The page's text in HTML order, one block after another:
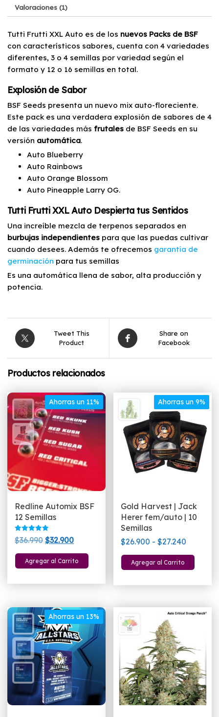
Valoraciones (1)
Tutti Frutti XXL Auto es de los nuevos Packs de BSF
con característicos sabores, cuenta con 4 variedades
diferentes, 3 o 4 semillas por variedad según el
formato y 12 o 16 semillas en total.
Explosión de Sabor
BSF Seeds presenta un nuevo mix auto-floreciente.
Este pack es una verdadera explosión de sabores de 4
de las variedades más frutales de BSF Seeds en su
versión automática.
Auto Blueberry
Auto Rainbows
Auto Orange Blossom
Auto Pineapple Larry OG.
Tutti Frutti XXL Auto Despierta tus Sentidos
Una increíble mezcla de terpenos separados en
burbujas independientes para que las puedas cultivar
cuando desees. Además te ofrecemos garantía de
germinación para tus semillas
Es una automática llena de sabor, alta producción y
potencia.
Tweet This
Product
Share on
Facebook
Productos relacionados
Ahorras un 11%
Redline Automix BSF
12 Semillas
Valorado
con
de 5
$36.990 El
precio
original
$32.900El
precio
actual
Agregar al Carrito
Ahorras un 9%
Gold Harvest | Jack
Herer fem/auto | 10
Semillas
$26.900 - $27.240
de
precios:
$27.240
Agregar al Carrito
Las
en
la
Ahorras un 13%